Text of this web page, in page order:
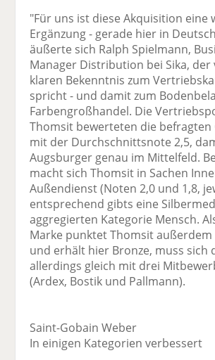
"Für uns ist diese Akquisition eine
Ergänzung - gerade hier in
äußerte sich Ralph Spielmann,
Manager Distribution bei Sika, der
klaren Bekenntnis zum
spricht - und damit zum
Farbengroßhandel. Die
Thomsit bewerteten die
mit der Durchschnittsnote 2,5,
Augsburger genau im Mittelfeld.
macht sich Thomsit in Sachen
Außendienst (Noten 2,0 und 1,8,
entsprechend gibts eine
aggregierten Kategorie Mensch.
Marke punktet Thomsit außerdem
und erhält hier Bronze, muss sich
allerdings gleich mit drei
(Ardex, Bostik und Pallmann).
Saint-Gobain Weber
In einigen Kategorien verbessert